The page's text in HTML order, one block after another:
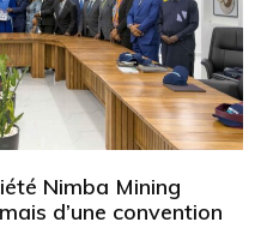
Nimba Mining
d’une convention